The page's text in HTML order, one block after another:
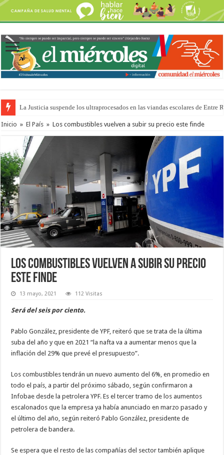
La Justicia suspende los ultraprocesados en las viandas escolares de Entre
Inicio » El País » Los combustibles vuelven a subir su precio este finde
Los combustibles vuelven a subir su precio
este finde
13 mayo, 2021 112 Visitas
Será del seis por ciento.
Pablo González, presidente de YPF, reiteró que se trata de la última
suba del año y que en 2021 “la nafta va a aumentar menos que la
inflación del 29% que prevé el presupuesto”.
Los combustibles tendrán un nuevo aumento del 6%, en promedio en
todo el país, a partir del próximo sábado, según confirmaron a
Infobae desde la petrolera YPF. Es el tercer tramo de los aumentos
escalonados que la empresa ya había anunciado en marzo pasado y
el último del año, según reiteró Pablo González, presidente de
petrolera de bandera.
Se espera que el resto de las compañías del sector también aplique